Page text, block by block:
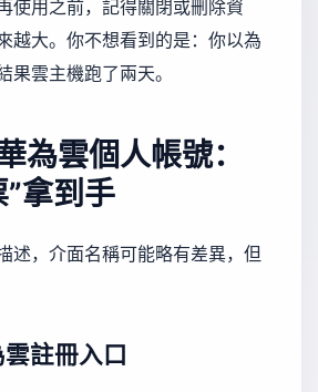
使用之前，記得關閉或刪除資
越大。你不想看到的是：你以為
果雲主機跑了兩天。
為雲個人帳號：
拿到手
述，介面名稱可能略有差異，但
註冊入口